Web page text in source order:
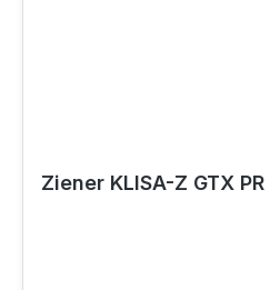
Ziener KLISA-Z GTX PR